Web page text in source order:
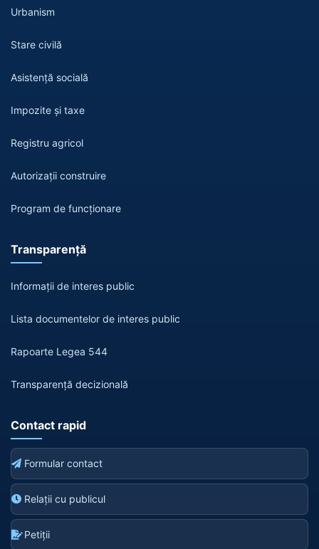
Urbanism
Stare civilă
Asistență socială
Impozite și taxe
Registru agricol
Autorizații construire
Program de funcționare
Transparență
Informații de interes public
Lista documentelor de interes public
Rapoarte Legea 544
Transparență decizională
Contact rapid
Formular contact
Relații cu publicul
Petiții